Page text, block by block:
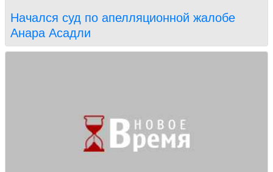
Начался суд по апелляционной жалобе
Анара Асадли